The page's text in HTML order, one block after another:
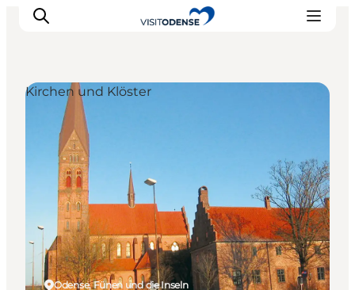
Odense erleben
Veranstaltungen
Reiseplanung
Inspiration
Odense, Fünen und die Inseln
Kirchen und Klöster